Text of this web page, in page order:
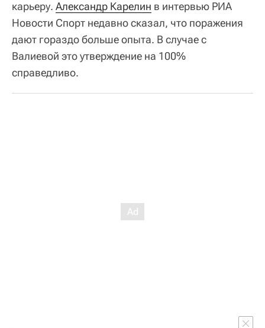
карьеру. Александр Карелин в интервью РИА
Новости Спорт недавно сказал, что поражения
дают гораздо больше опыта. В случае с
Валиевой это утверждение на 100%
справедливо.